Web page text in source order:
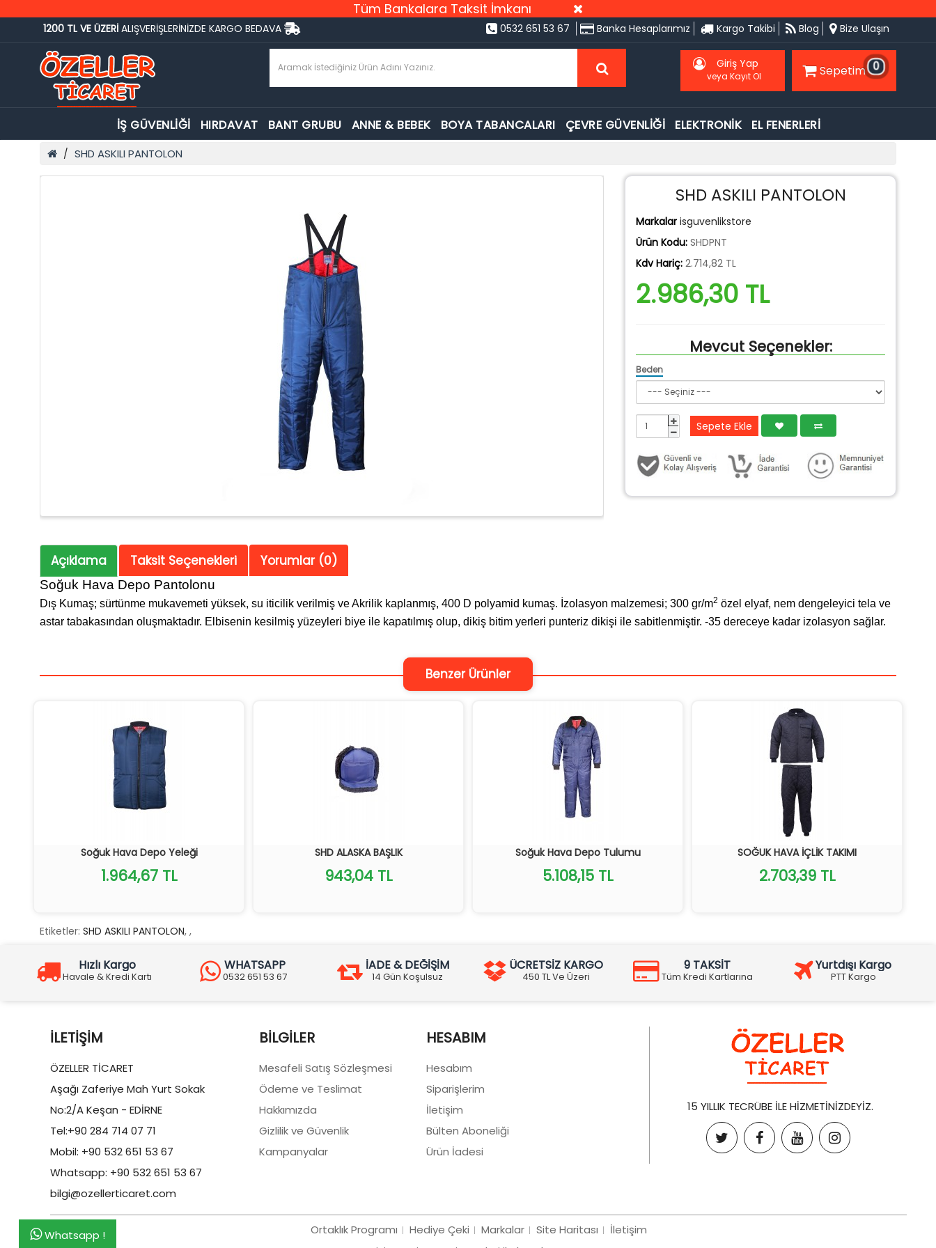
Tüm Bankalara Taksit İmkanı
1200 TL VE ÜZERİ ALIŞVERİŞLERİNİZDE KARGO BEDAVA 0532 651 53 67 Banka Hesaplarımız Kargo Takibi Blog Bize Ulaşın
Giriş Yap
veya Kayıt Ol Sepetim 0
İŞ GÜVENLİĞİ HIRDAVAT BANT GRUBU ANNE & BEBEK BOYA TABANCALARI ÇEVRE GÜVENLİĞİ ELEKTRONİK EL FENERLERİ
SHD ASKILI PANTOLON
SHD ASKILI PANTOLON
Markalar isguvenlikstore
Ürün Kodu: SHDPNT
Kdv Hariç: 2.714,82 TL
2.986,30 TL
Mevcut Seçenekler:
Beden
Sepete Ekle
Whatsapp !
Açıklama Taksit Seçenekleri Yorumlar (0)
Soğuk Hava Depo Pantolonu
Dış Kumaş; sürtünme mukavemeti yüksek, su iticilik verilmiş ve Akrilik kaplanmış, 400 D polyamid kumaş. İzolasyon malzemesi; 300 gr/m2 özel elyaf, nem dengeleyici tela ve
astar tabakasından oluşmaktadır. Elbisenin kesilmiş yüzeyleri biye ile kapatılmış olup, dikiş bitim yerleri punteriz dikişi ile sabitlenmiştir. -35 dereceye kadar izolasyon sağlar.
Benzer Ürünler
Soğuk Hava Depo Yeleği
1.964,67 TL
SHD ALASKA BAŞLIK
943,04 TL
Soğuk Hava Depo Tulumu
5.108,15 TL
SOĞUK HAVA İÇLİK TAKIMI
2.703,39 TL
Etiketler: SHD ASKILI PANTOLON, ,
Hızlı Kargo
Havale & Kredi Kartı
WHATSAPP
0532 651 53 67
İADE & DEĞİŞİM
14 Gün Koşulsuz
ÜCRETSİZ KARGO
450 TL Ve Üzeri
9 TAKSİT
Tüm Kredi Kartlarına
Yurtdışı Kargo
PTT Kargo
İLETIŞIM
ÖZELLER TİCARET
Aşağı Zaferiye Mah Yurt Sokak
No:2/A Keşan - EDİRNE
Tel:+90 284 714 07 71
Mobil: +90 532 651 53 67
Whatsapp: +90 532 651 53 67
bilgi@ozellerticaret.com
BILGILER
Mesafeli Satış Sözleşmesi
Ödeme ve Teslimat
Hakkımızda
Gizlilik ve Güvenlik
Kampanyalar
HESABIM
Hesabım
Siparişlerim
İletişim
Bülten Aboneliği
Ürün İadesi
15 YILLIK TECRÜBE İLE HİZMETİNİZDEYİZ.
Ortaklık Programı Hediye Çeki Markalar Site Haritası
İletişim